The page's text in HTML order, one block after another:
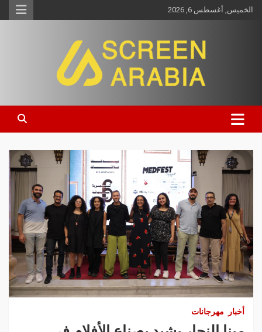
الخميس, أغسطس 6, 2026
Screen Arabia
أخبار مهرجانات